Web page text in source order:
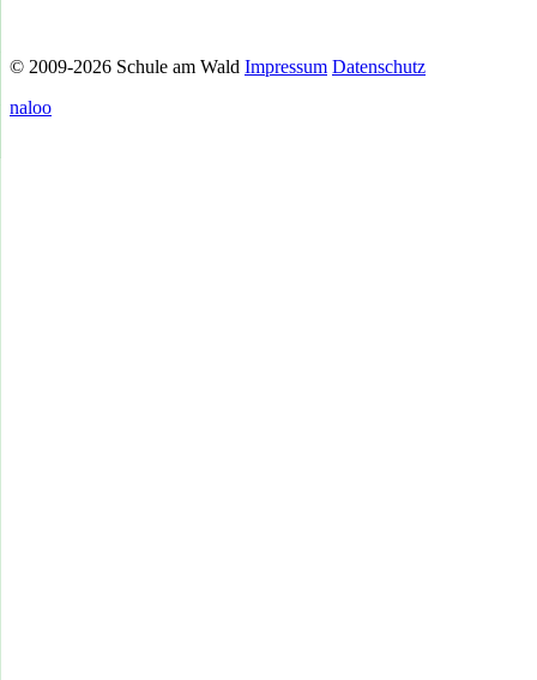
© 2009-2026 Schule am Wald Impressum Datenschutz
naloo